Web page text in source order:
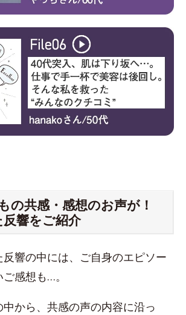
の共感・感想のお声が！
響をご紹介
反響の中には、ご自身のエピソー
感想も…。
から、共感の声の内容に沿っ